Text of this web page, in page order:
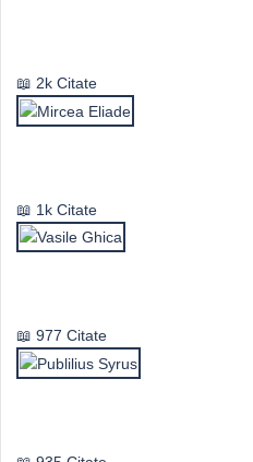
2k Citate
1k Citate
977 Citate